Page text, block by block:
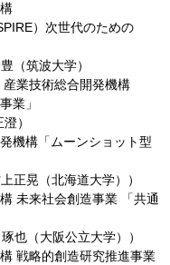
）次世代のための
（筑波大学）
業技術総合開発機構
業」
）
機構「ムーンショット型
正晃（北海道大学））
未来社会創造事業 「共通
也（大阪公立大学））
戦略的創造研究推進事業